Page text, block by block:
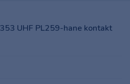
UHF PL259-hane kontakt